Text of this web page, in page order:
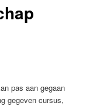
pas aan gegaan
gegeven cursus,